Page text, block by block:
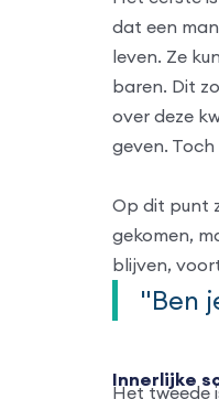
dat een
leven. Ze
baren. Dit
over deze
geven.
Op dit punt
gekomen,
blijven,
"Ben
Innerlijke
Het tweede